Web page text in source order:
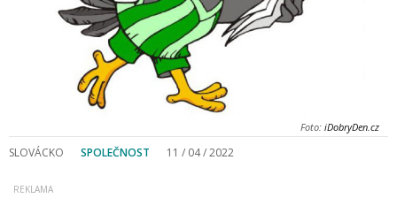
Foto: iDobryDen.cz
SLOVÁCKO SPOLEČNOST 11 / 04 / 2022